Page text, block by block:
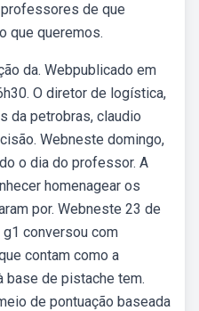
de que
que queremos.
da. Webpublicado em
O diretor de logística,
da petrobras, claudio
Webneste domingo,
o dia do professor. A
homenagear os
por. Webneste 23 de
conversou com
contam como a
base de pistache tem.
de pontuação baseada